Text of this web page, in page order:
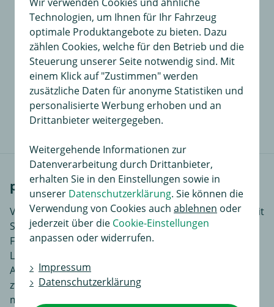
Für dieses Produkt existiert noch keine
Bewertung
An dieser Stelle haben Sie die Möglichkeit, Ihre
Meinungen und Erfahrungen über dieses Produkt zu
dokumentieren.
Sie liefern so anderen Interessenten wertvolle
Informationen beim Kauf.
passende Fahrzeuge
VW ist die Hauptmarke der Volkswagen AG (VW AG) mit
Sitz in Wolfsburg. Das Portfolio umfasst viele
Fahrzeugmarken wie Bentley, Audi, Ducati, Bugatti,
Lamborghini, Porsche, MAN, Seat, Skoda und Scania.
Auch wenn es global, hinter Toyota, nur für den
zweiten Platz der Weltrangliste reicht, ist VW der
mächtigste Automobilhersteller Europas.
Technologien, um Ihnen für Ihr Fahrzeug
optimale Produktangebote zu bieten. Dazu
zählen Cookies, welche für den Betrieb und die
Steuerung unserer Seite notwendig sind. Mit
einem Klick auf "Zustimmen" werden
zusätzliche Daten für anonyme Statistiken und
personalisierte Werbung erhoben und an
Drittanbieter weitergegeben.
Weitergehende Informationen zur
Datenverarbeitung durch Drittanbieter,
erhalten Sie in den Einstellungen sowie in
unserer Datenschutzerklärung. Sie können die
Verwendung von Cookies auch ablehnen oder
jederzeit über die Cookie-Einstellungen
anpassen oder widerrufen.
Impressum
Datenschutzerklärung